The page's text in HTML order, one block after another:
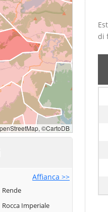
Affianca >>
Rende
Rocca Imperiale
di